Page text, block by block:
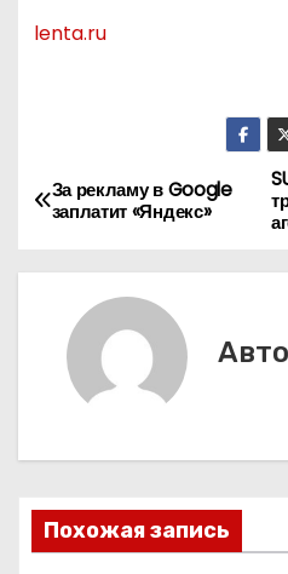
lenta.ru
Н
ц
и
За рекламу в Google
заплатит «Яндекс»
Похожая запись